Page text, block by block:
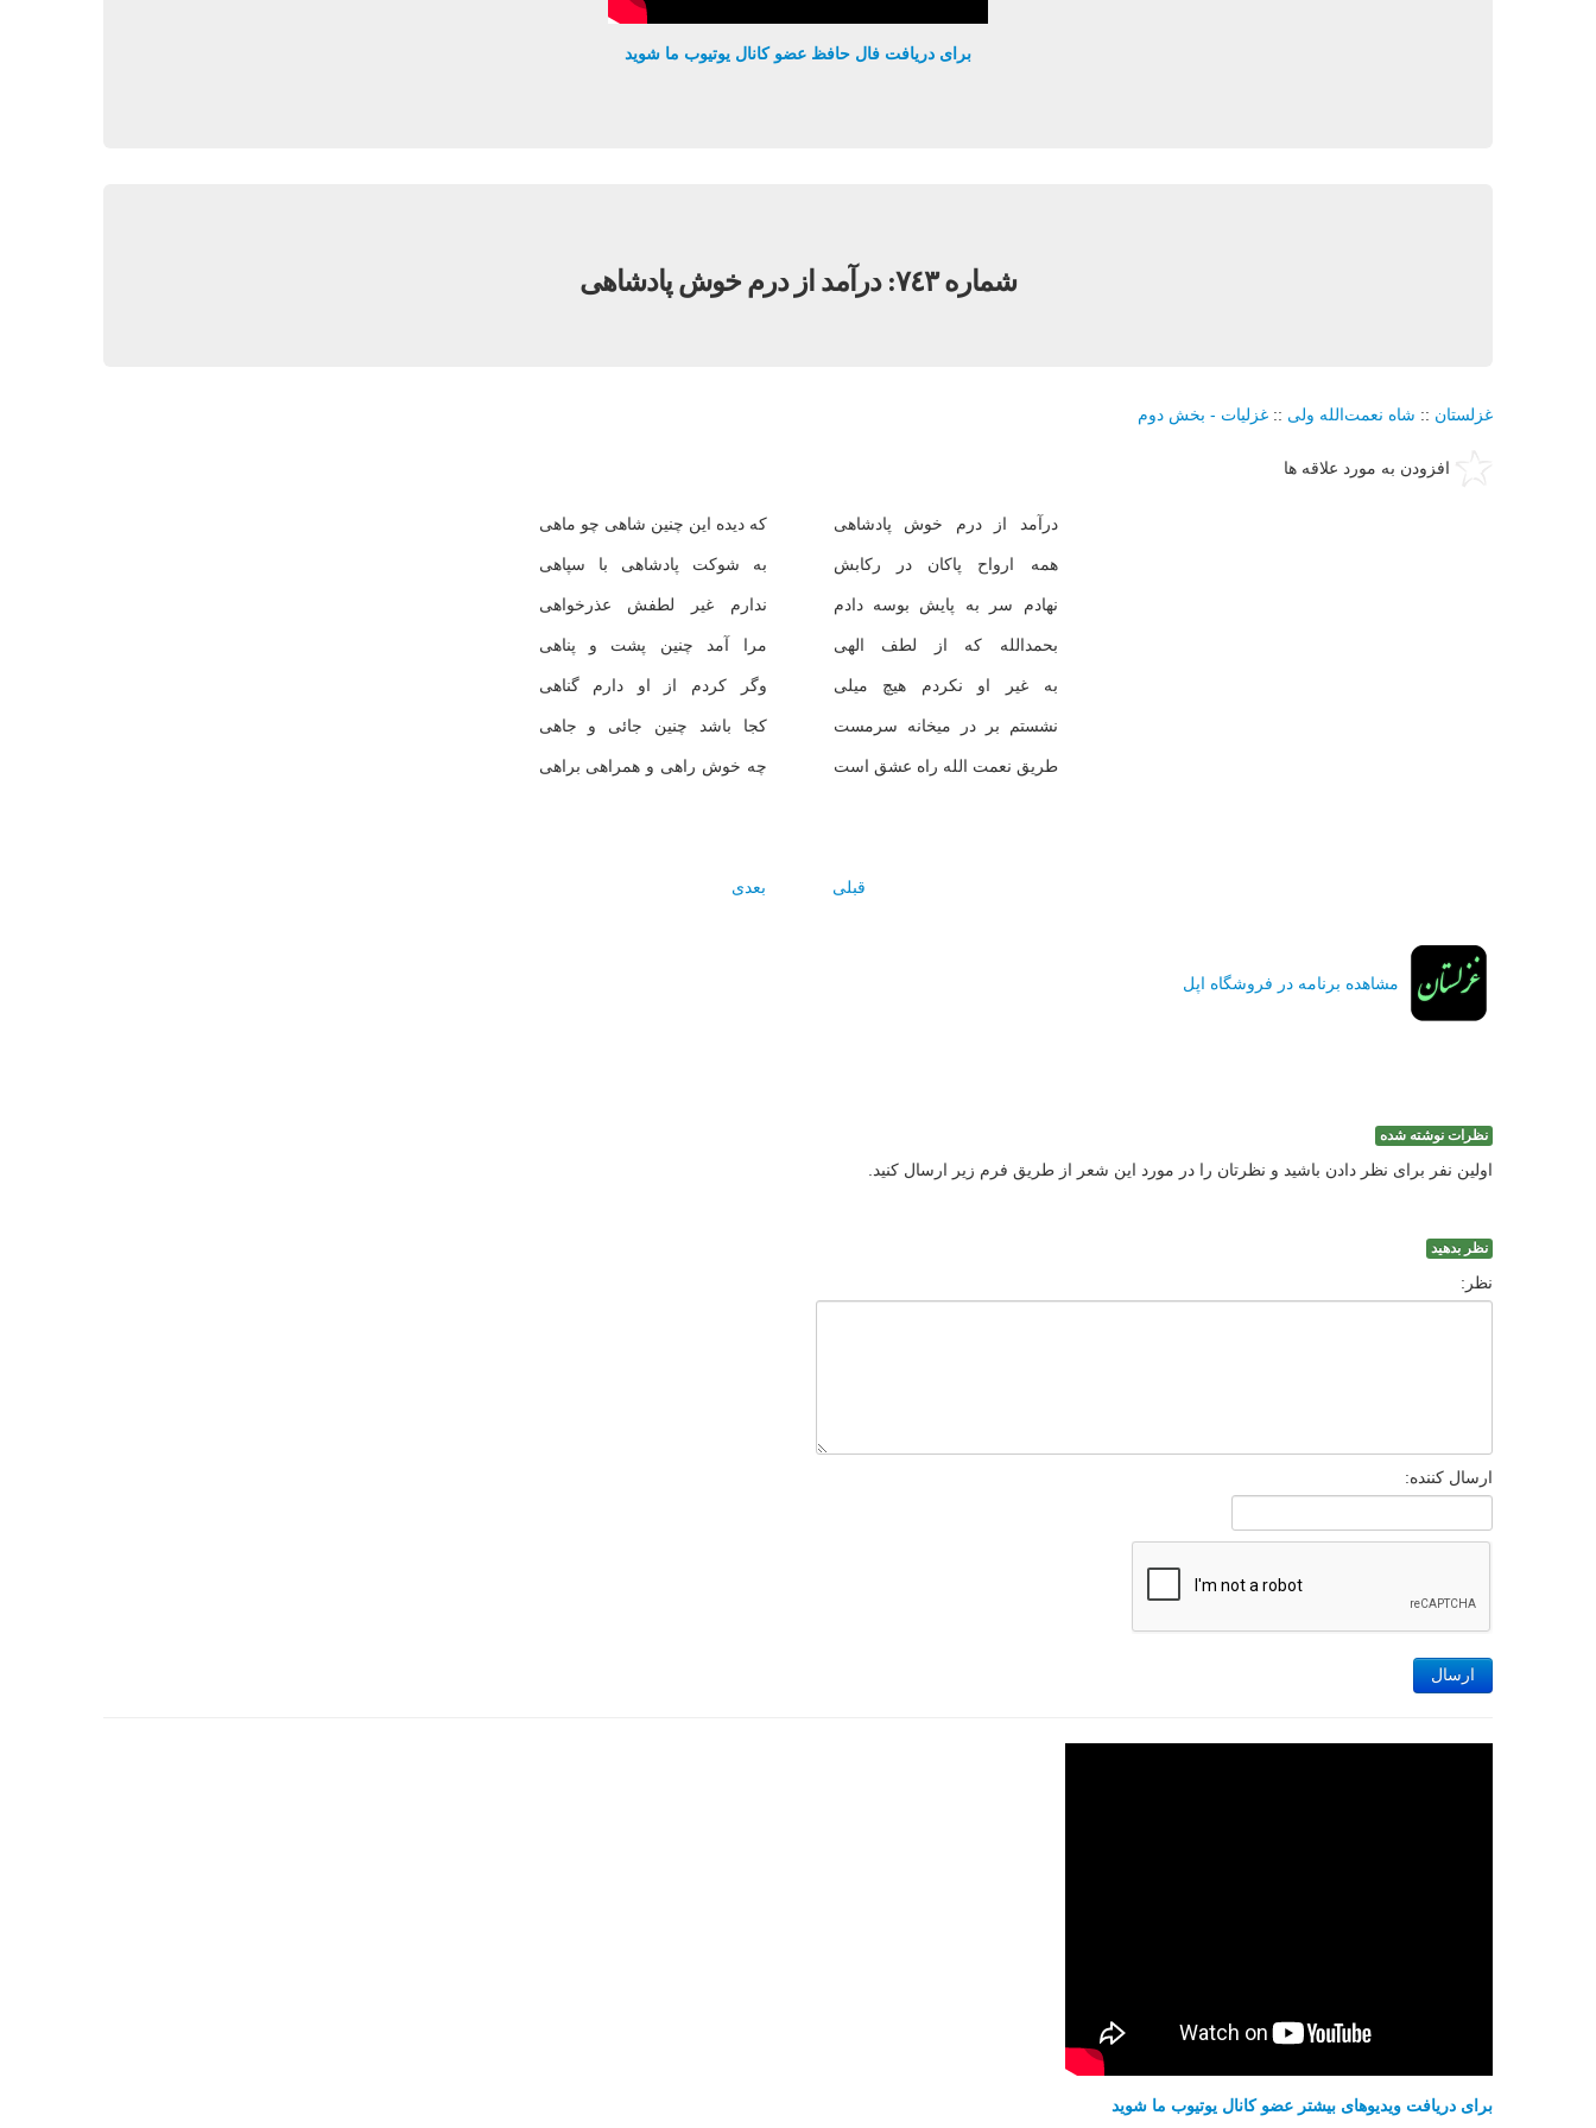
برای دریافت فال حافظ عضو کانال یوتیوب ما شوید
شماره ٧٤٣: درآمد از درم خوش پادشاهى
غزلستان :: شاه نعمت‌الله ولی :: غزليات - بخش دوم
افزودن به مورد علاقه ها
درآمد از درم خوش پادشاهى که ديده اين چنين شاهى چو ماهى
همه ارواح پاکان در رکابش به شوکت پادشاهى با سپاهى
نهادم سر به پايش بوسه دادم ندارم غير لطفش عذرخواهى
بحمدالله که از لطف الهى مرا آمد چنين پشت و پناهى
به غير او نکردم هيچ ميلى وگر کردم از او دارم گناهى
نشستم بر در ميخانه سرمست کجا باشد چنين جائى و جاهى
طريق نعمت الله راه عشق است چه خوش راهى و همراهى براهى
قبلی بعدی
مشاهده برنامه در فروشگاه اپل
نظرات نوشته شده
اولین نفر برای نظر دادن باشید و نظرتان را در مورد این شعر از طریق فرم زیر ارسال کنید.
نظر بدهید
نظر:
ارسال کننده:
ارسال
برای دریافت ویدیوهای بیشتر عضو کانال یوتیوب ما شوید